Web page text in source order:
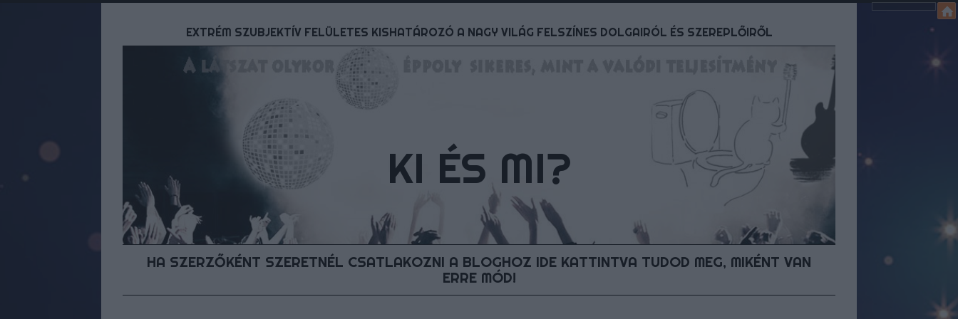
EXTRÉM SZUBJEKTÍV FELÜLETES KISHATÁROZÓ A NAGY VILÁG FELSZÍNES DOLGAIRÓL ÉS SZEREPLŐIRŐL
KI ÉS MI?
HA SZERZŐKÉNT SZERETNÉL CSATLAKOZNI A BLOGHOZ IDE KATTINTVA TUDOD MEG, MIKÉNT VAN
ERRE MÓD!